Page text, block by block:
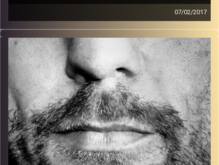
07/02/2017
זיפים, מוזיקה מחוספסת של הופעות חיות. הרבה ג'אם, רוק,
בלוז, bluegrass, ג'אז, Fאנק, פרוגרסיב ואפילו אלקטרוניקה.
כל מה שחי, אמיתי ונושם.
עם שמוליק רגב.
קרדיט תמונות: David Goehring